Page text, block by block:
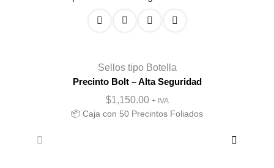
Sellos tipo Botella
Precinto Bolt – Alta Seguridad
$1,150.00 + IVA
📦 Caja con 50 Precintos Foliados